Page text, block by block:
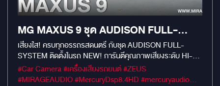
MG MAXUS 9 ชุด AUDISON FULL-
SYSTEM พร้อมระบบจอหัวหมอน
ANDROID ขนาด 13"
เสียงใส! ครบทุกอรรถรสดนตรี กับชุด AUDISON FULL-
SYSTEM ติดตั้งในรถ NEW! การันตีคุณภาพเสียงระดับ HI-
RES
#Car Camera #เครื่องเสียงรถยนต์ #ZEUS
#MIRAGEAUDIO #MercuryDsp8.4HD #mercuryaudio